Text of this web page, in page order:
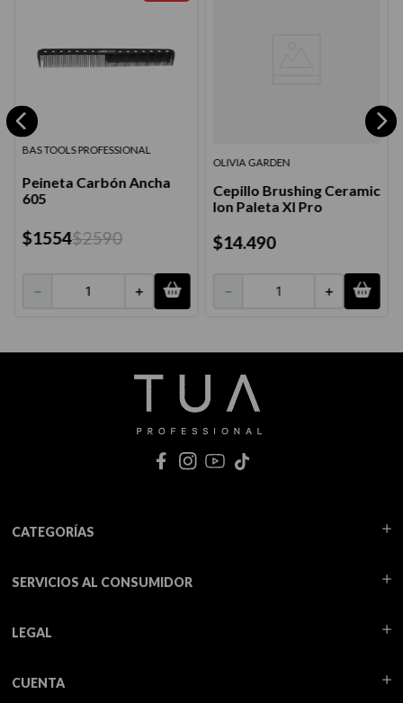
BAS TOOLS PROFESSIONAL
Peineta Carbón Ancha
605
$1554$2590
＋
－
OLIVIA GARDEN
Cepillo Brushing Ceramic
Ion Paleta Xl Pro
$14.490
＋
－
CATEGORÍAS
SERVICIOS AL CONSUMIDOR
LEGAL
CUENTA